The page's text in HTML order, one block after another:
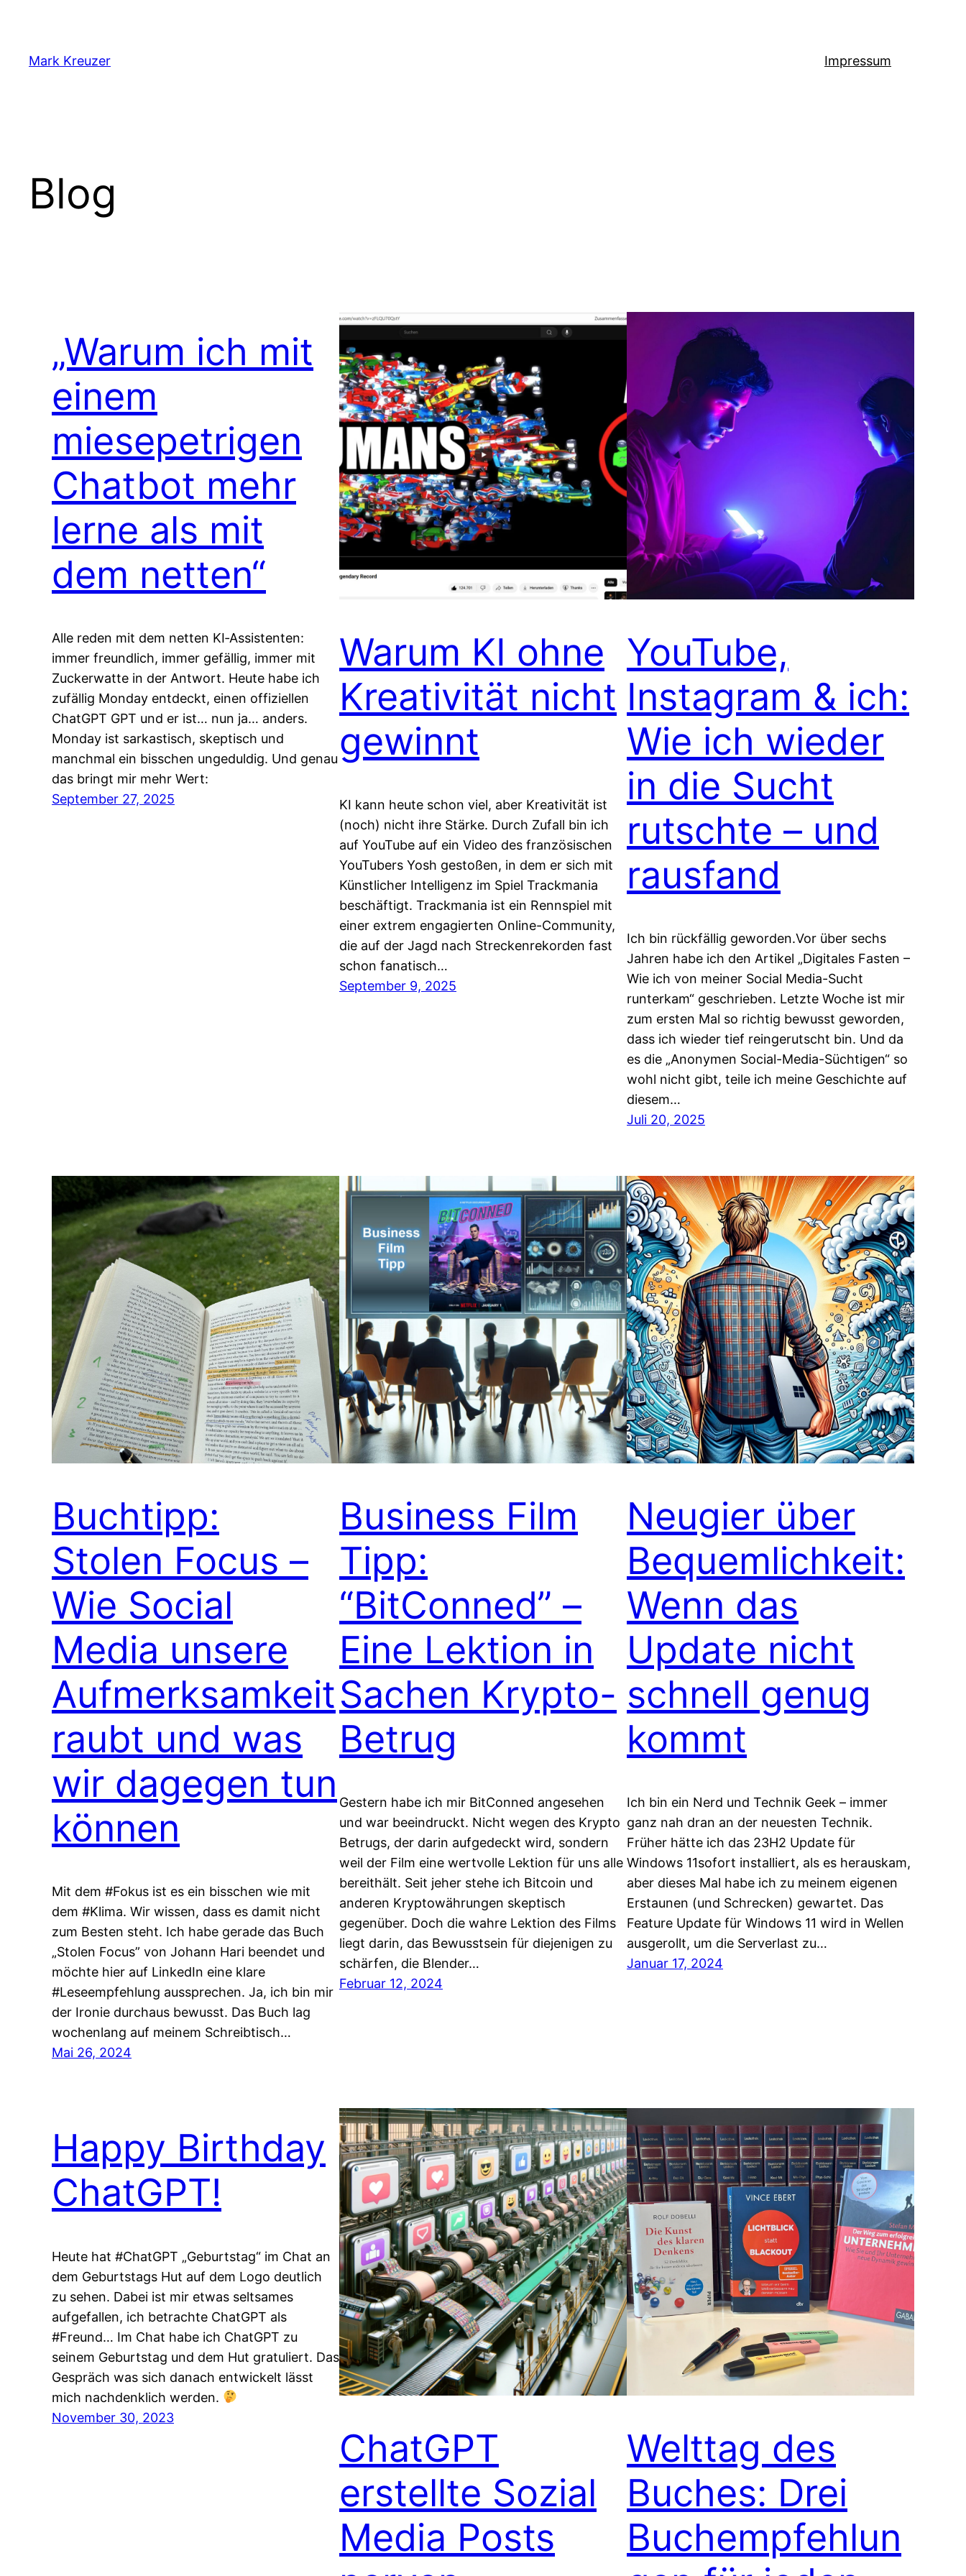
springen
Mark Kreuzer Impressum
Blog
„Warum ich mit
einem
miesepetrigen
Chatbot mehr
lerne als mit
dem netten“
Alle reden mit dem netten KI‑Assistenten:
immer freundlich, immer gefällig, immer mit
Zuckerwatte in der Antwort. Heute habe ich
zufällig Monday entdeckt, einen offiziellen
ChatGPT GPT und er ist… nun ja… anders.
Monday ist sarkastisch, skeptisch und
manchmal ein bisschen ungeduldig. Und genau
das bringt mir mehr Wert:
September 27, 2025
Warum KI ohne
Kreativität nicht
gewinnt
KI kann heute schon viel, aber Kreativität ist
(noch) nicht ihre Stärke. Durch Zufall bin ich
auf YouTube auf ein Video des französischen
YouTubers Yosh gestoßen, in dem er sich mit
Künstlicher Intelligenz im Spiel Trackmania
beschäftigt. Trackmania ist ein Rennspiel mit
einer extrem engagierten Online-Community,
die auf der Jagd nach Streckenrekorden fast
schon fanatisch…
September 9, 2025
YouTube,
Instagram & ich:
Wie ich wieder
in die Sucht
rutschte – und
rausfand
Ich bin rückfällig geworden.Vor über sechs
Jahren habe ich den Artikel „Digitales Fasten –
Wie ich von meiner Social Media-Sucht
runterkam“ geschrieben. Letzte Woche ist mir
zum ersten Mal so richtig bewusst geworden,
dass ich wieder tief reingerutscht bin. Und da
es die „Anonymen Social-Media-Süchtigen“ so
wohl nicht gibt, teile ich meine Geschichte auf
diesem…
Juli 20, 2025
Buchtipp:
Stolen Focus –
Wie Social
Media unsere
Aufmerksamkeit
raubt und was
wir dagegen tun
können
Mit dem #Fokus ist es ein bisschen wie mit
dem #Klima. Wir wissen, dass es damit nicht
zum Besten steht. Ich habe gerade das Buch
„Stolen Focus” von Johann Hari beendet und
möchte hier auf LinkedIn eine klare
#Leseempfehlung aussprechen. Ja, ich bin mir
der Ironie durchaus bewusst. Das Buch lag
wochenlang auf meinem Schreibtisch…
Mai 26, 2024
Business Film
Tipp:
“BitConned” –
Eine Lektion in
Sachen Krypto-
Betrug
Gestern habe ich mir BitConned angesehen
und war beeindruckt. Nicht wegen des Krypto
Betrugs, der darin aufgedeckt wird, sondern
weil der Film eine wertvolle Lektion für uns alle
bereithält. Seit jeher stehe ich Bitcoin und
anderen Kryptowährungen skeptisch
gegenüber. Doch die wahre Lektion des Films
liegt darin, das Bewusstsein für diejenigen zu
schärfen, die Blender…
Februar 12, 2024
Neugier über
Bequemlichkeit:
Wenn das
Update nicht
schnell genug
kommt
Ich bin ein Nerd und Technik Geek – immer
ganz nah dran an der neuesten Technik.
Früher hätte ich das 23H2 Update für
Windows 11sofort installiert, als es herauskam,
aber dieses Mal habe ich zu meinem eigenen
Erstaunen (und Schrecken) gewartet. Das
Feature Update für Windows 11 wird in Wellen
ausgerollt, um die Serverlast zu…
Januar 17, 2024
Happy Birthday
ChatGPT!
Heute hat #ChatGPT „Geburtstag“ im Chat an
dem Geburtstags Hut auf dem Logo deutlich
zu sehen. Dabei ist mir etwas seltsames
aufgefallen, ich betrachte ChatGPT als
#Freund… Im Chat habe ich ChatGPT zu
seinem Geburtstag und dem Hut gratuliert. Das
Gespräch was sich danach entwickelt lässt
mich nachdenklich werden.
November 30, 2023
ChatGPT
erstellte Sozial
Media Posts
Welttag des
Buches: Drei
Buchempfehlun